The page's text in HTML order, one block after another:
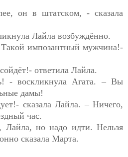
он в штатском, - сказала
Лайла возбуждённо.
импозантный мужчина!-
сойдёт!- ответила Лайла.
- воскликнула Агата. – Вы
дамы!
сказала Лайла. – Ничего,
час.
но надо идти. Нельзя
сказала Марта.